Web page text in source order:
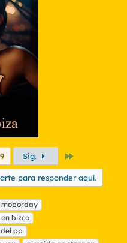
Sig.
para responder aquí.
moporday
bizco
pp